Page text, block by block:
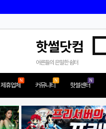
핫썰닷컴
어른들의 은밀한 쉼터
제휴업체
N
커뮤니티
N
핫썰센터
N